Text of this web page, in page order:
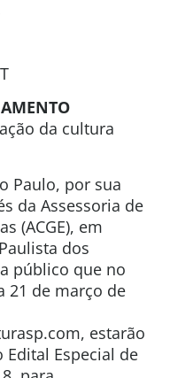
da cultura
Paulo, por sua
da Assessoria de
(ACGE), em
dos
público que no
21 de março de
estarão
Especial de